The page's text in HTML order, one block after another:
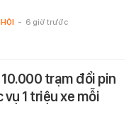
- 6 giờ trước
trạm đổi pin
1 triệu xe mỗi